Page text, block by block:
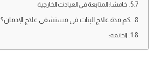
خامسًا: المتابعة في العيادات الخارجية
كم مدة علاج البنات في مستشفى علاج الإدمان؟
الخاتمة: